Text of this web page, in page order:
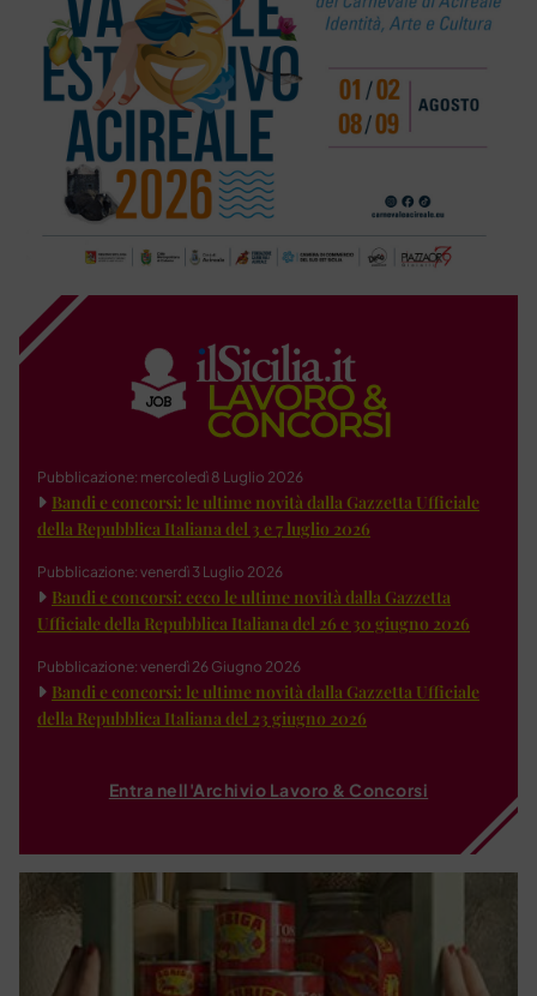
Pubblicazione: mercoledì 8 Luglio 2026
Bandi e concorsi: le ultime novità dalla Gazzetta Ufficiale
della Repubblica Italiana del 3 e 7 luglio 2026
Pubblicazione: venerdì 3 Luglio 2026
Bandi e concorsi: ecco le ultime novità dalla Gazzetta
Ufficiale della Repubblica Italiana del 26 e 30 giugno 2026
Pubblicazione: venerdì 26 Giugno 2026
Bandi e concorsi: le ultime novità dalla Gazzetta Ufficiale
della Repubblica Italiana del 23 giugno 2026
Entra nell'Archivio Lavoro & Concorsi